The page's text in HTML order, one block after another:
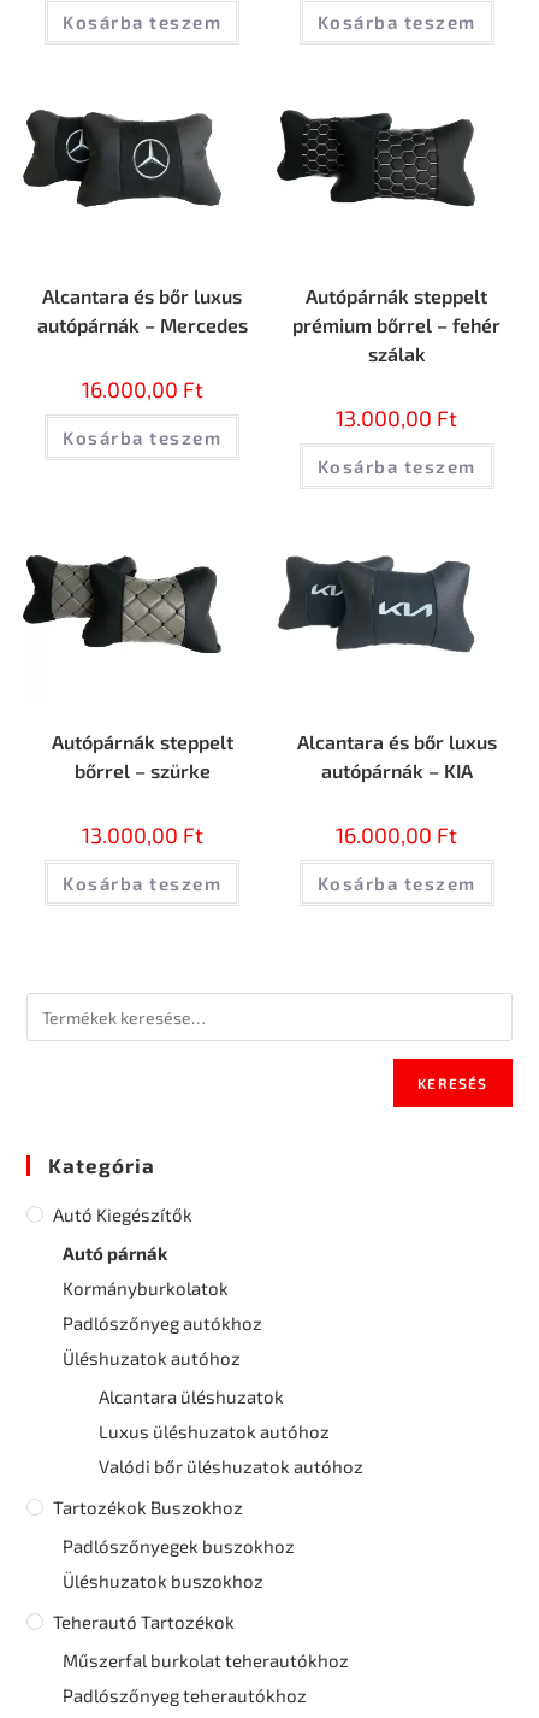
Kosárba teszem Kosárba teszem
Alcantara és bőr luxus
autópárnák – Mercedes
16.000,00 Ft
Kosárba teszem
Autópárnák steppelt
prémium bőrrel – fehér
szálak
13.000,00 Ft
Kosárba teszem
Autópárnák steppelt
bőrrel – szürke
13.000,00 Ft
Kosárba teszem
Alcantara és bőr luxus
autópárnák – KIA
16.000,00 Ft
Kosárba teszem
KERESÉS
Kategória
Autó Kiegészítők
Autó párnák
Kormányburkolatok
Padlószőnyeg autókhoz
Üléshuzatok autóhoz
Alcantara üléshuzatok
Luxus üléshuzatok autóhoz
Valódi bőr üléshuzatok autóhoz
Tartozékok Buszokhoz
Padlószőnyegek buszokhoz
Üléshuzatok buszokhoz
Teherautó Tartozékok
Műszerfal burkolat teherautókhoz
Padlószőnyeg teherautókhoz